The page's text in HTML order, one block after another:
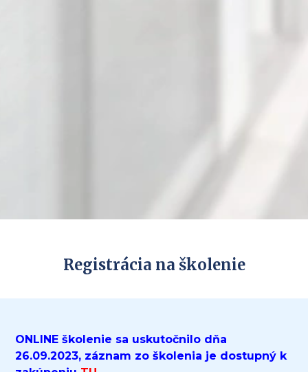
Registrácia na školenie
ONLINE školenie sa uskutočnilo dňa
26.09.2023, záznam zo školenia je dostupný k